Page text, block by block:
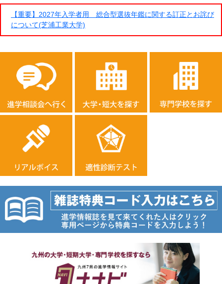
【重要】2027年入学者用 総合型選抜年鑑に関する訂正とお詫び
について(芝浦工業大学)